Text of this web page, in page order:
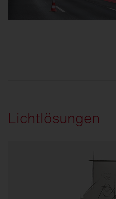
Lichtlösungen